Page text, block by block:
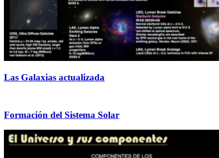
Las Galaxias actualizada
Formación del Sistema Solar